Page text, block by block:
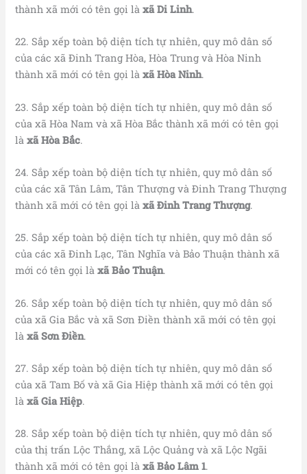
thành xã mới có tên gọi làxã Di Linh.
22. Sắp xếp toàn bộ diện tích tự nhiên, quy mô dân số
của các xã Đinh Trang Hòa, Hòa Trung và Hòa Ninh
thành xã mới có tên gọi làxã Hòa Ninh.
23. Sắp xếp toàn bộ diện tích tự nhiên, quy mô dân số
của xã Hòa Nam và xã Hòa Bắc thành xã mới có tên gọi
làxãHòa Bắc.
24. Sắp xếp toàn bộ diện tích tự nhiên, quy mô dân số
của các xã Tân Lâm, Tân Thượng và Đinh Trang Thượng
thành xã mới có tên gọi làxã Đinh Trang Thượng.
25. Sắp xếp toàn bộ diện tích tự nhiên, quy mô dân số
của các xã Đinh Lạc, Tân Nghĩa và Bảo Thuận thành xã
mới có tên gọi làxã Bảo Thuận.
26. Sắp xếp toàn bộ diện tích tự nhiên, quy mô dân số
của xã Gia Bắc và xã Sơn Điền thành xã mới có tên gọi
làxã Sơn Điền.
27. Sắp xếp toàn bộ diện tích tự nhiên, quy mô dân số
của xã Tam Bố và xã Gia Hiệp thành xã mới có tên gọi
làxã Gia Hiệp.
28. Sắp xếp toàn bộ diện tích tự nhiên, quy mô dân số
của thị trấn Lộc Thắng, xã Lộc Quảng và xã Lộc Ngãi
thành xã mới có tên gọi làxã Bảo Lâm 1.